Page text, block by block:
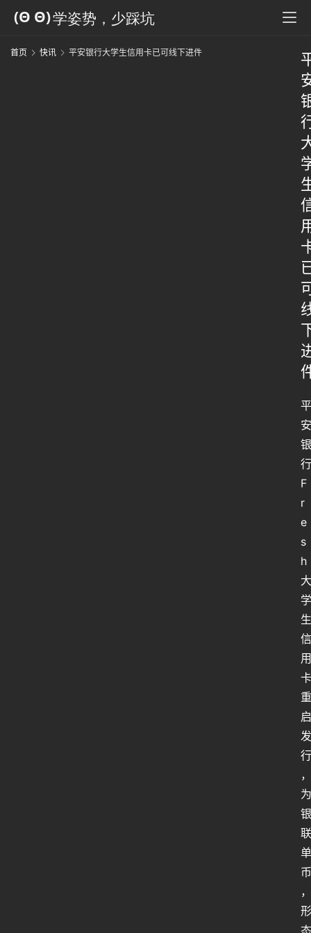
首页 快讯 平安银行大学生信用卡已可线下进件
平
安
银
行
F
r
e
s
h
大
学
生
信
用
卡
重
启
发
行
，
为
银
联
单
币
，
形
态